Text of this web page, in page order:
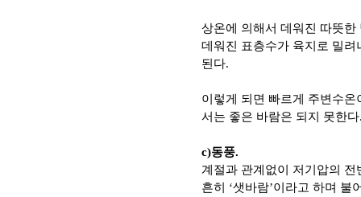
상온에 의해서 데워진 따뜻
데워진 표층수가 육지로 밀
된다.
이렇게 되면 빠르게 주변수
서는 좋은 바람은 되지 못한
c)동풍.
계절과 관계없이 저기압의
흔히 ‘샛바람’이라고 하며